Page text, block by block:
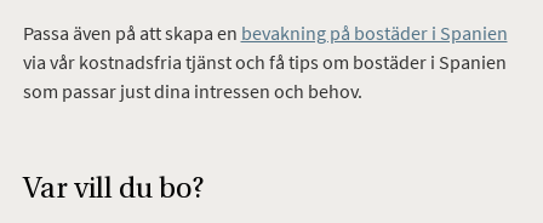
Passa även på att skapa en bevakning på bostäder i Spanien
via vår kostnadsfria tjänst och få tips om bostäder i Spanien
som passar just dina intressen och behov.
Var vill du bo?